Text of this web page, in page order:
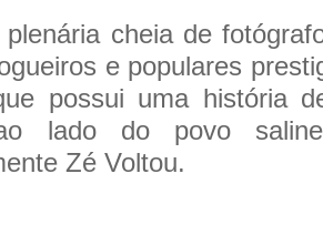
cheia de
e populares
possui uma história
lado do povo
Zé Voltou.